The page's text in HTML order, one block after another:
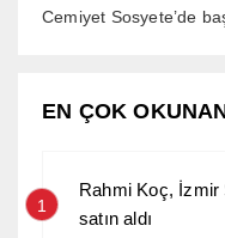
Cemiyet Sosyete’de
EN ÇOK
1
Rahmi Koç, İzmir
satın aldı